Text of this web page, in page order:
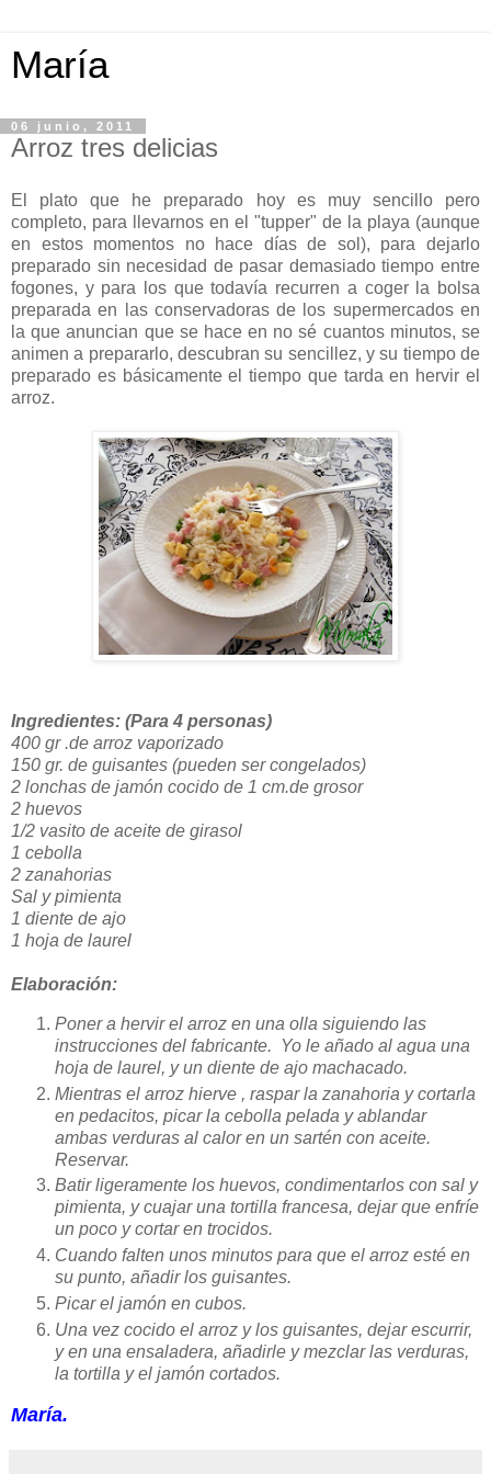
María
06 junio, 2011
Arroz tres delicias
El plato que he preparado hoy es muy sencillo pero
completo, para llevarnos en el "tupper" de la playa (aunque
en estos momentos no hace días de sol), para dejarlo
preparado sin necesidad de pasar demasiado tiempo entre
fogones, y para los que todavía recurren a coger la bolsa
preparada en las conservadoras de los supermercados en
la que anuncian que se hace en no sé cuantos minutos, se
animen a prepararlo, descubran su sencillez, y su tiempo de
preparado es básicamente el tiempo que tarda en hervir el
arroz.
Ingredientes: (Para 4 personas)
400 gr .de arroz vaporizado
150 gr. de guisantes (pueden ser congelados)
2 lonchas de jamón cocido de 1 cm.de grosor
2 huevos
1/2 vasito de aceite de girasol
1 cebolla
2 zanahorias
Sal y pimienta
1 diente de ajo
1 hoja de laurel
Elaboración:
Poner a hervir el arroz en una olla siguiendo las
instrucciones del fabricante. Yo le añado al agua una
hoja de laurel, y un diente de ajo machacado.
Mientras el arroz hierve , raspar la zanahoria y cortarla
en pedacitos, picar la cebolla pelada y ablandar
ambas verduras al calor en un sartén con aceite.
Reservar.
Batir ligeramente los huevos, condimentarlos con sal y
pimienta, y cuajar una tortilla francesa, dejar que enfríe
un poco y cortar en trocidos.
Cuando falten unos minutos para que el arroz esté en
su punto, añadir los guisantes.
Picar el jamón en cubos.
Una vez cocido el arroz y los guisantes, dejar escurrir,
y en una ensaladera, añadirle y mezclar las verduras,
la tortilla y el jamón cortados.
María.